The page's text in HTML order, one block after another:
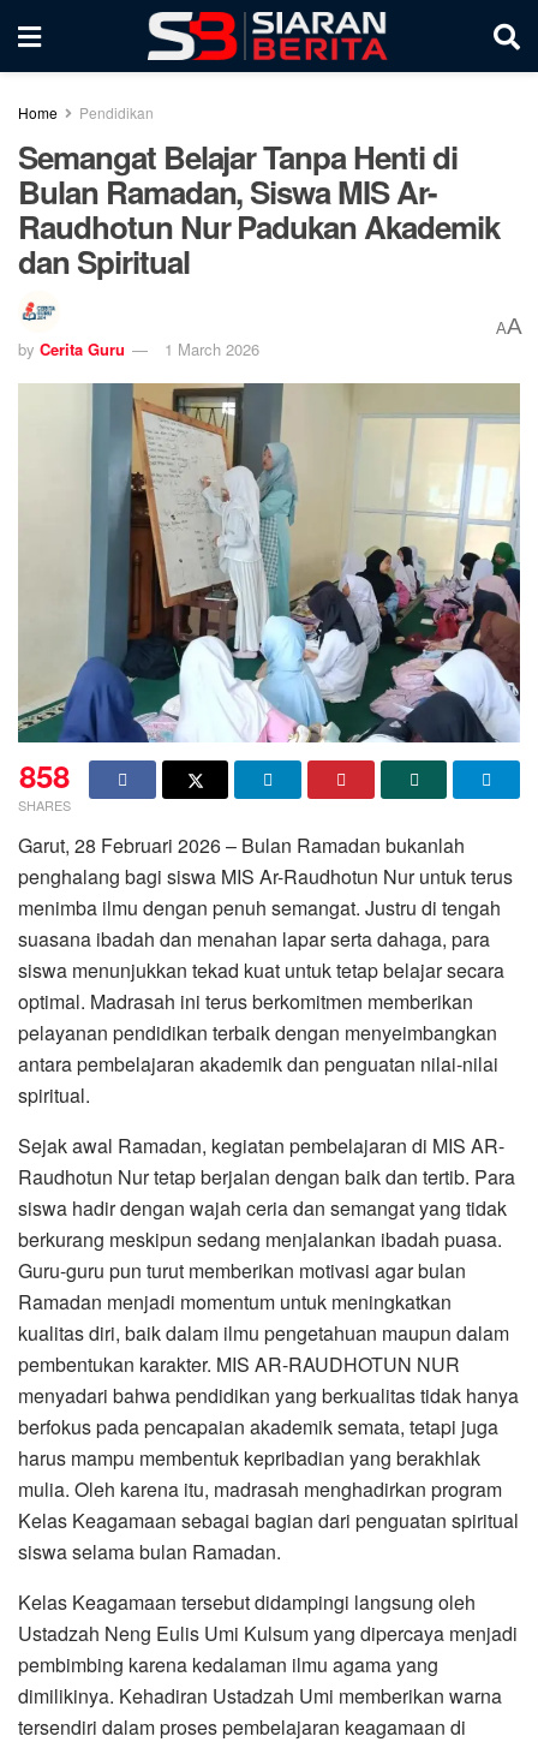
Home Pendidikan
Semangat Belajar Tanpa Henti di
Bulan Ramadan, Siswa MIS Ar-
Raudhotun Nur Padukan Akademik
dan Spiritual
by Cerita Guru 1 March 2026
AA
858
SHARES
Garut, 28 Februari 2026 – Bulan Ramadan bukanlah
penghalang bagi siswa MIS Ar-Raudhotun Nur untuk terus
menimba ilmu dengan penuh semangat. Justru di tengah
suasana ibadah dan menahan lapar serta dahaga, para
siswa menunjukkan tekad kuat untuk tetap belajar secara
optimal. Madrasah ini terus berkomitmen memberikan
pelayanan pendidikan terbaik dengan menyeimbangkan
antara pembelajaran akademik dan penguatan nilai-nilai
spiritual.
Sejak awal Ramadan, kegiatan pembelajaran di MIS AR-
Raudhotun Nur tetap berjalan dengan baik dan tertib. Para
siswa hadir dengan wajah ceria dan semangat yang tidak
berkurang meskipun sedang menjalankan ibadah puasa.
Guru-guru pun turut memberikan motivasi agar bulan
Ramadan menjadi momentum untuk meningkatkan
kualitas diri, baik dalam ilmu pengetahuan maupun dalam
pembentukan karakter. MIS AR-RAUDHOTUN NUR
menyadari bahwa pendidikan yang berkualitas tidak hanya
berfokus pada pencapaian akademik semata, tetapi juga
harus mampu membentuk kepribadian yang berakhlak
mulia. Oleh karena itu, madrasah menghadirkan program
Kelas Keagamaan sebagai bagian dari penguatan spiritual
siswa selama bulan Ramadan.
Kelas Keagamaan tersebut didampingi langsung oleh
Ustadzah Neng Eulis Umi Kulsum yang dipercaya menjadi
pembimbing karena kedalaman ilmu agama yang
dimilikinya. Kehadiran Ustadzah Umi memberikan warna
tersendiri dalam proses pembelajaran keagamaan di